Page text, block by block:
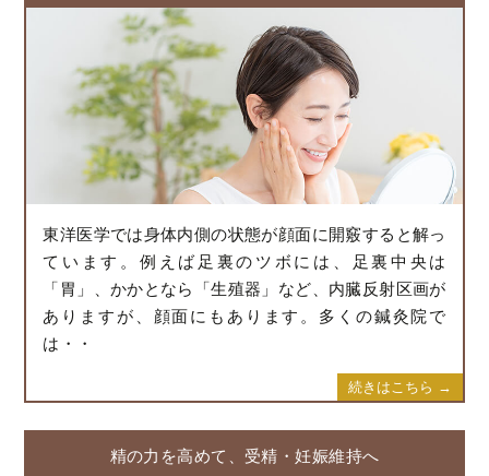
東洋医学では身体内側の状態が顔面に開竅すると解っ
ています。例えば足裏のツボには、足裏中央は
「胃」、かかとなら「生殖器」など、内臓反射区画が
ありますが、顔面にもあります。多くの鍼灸院で
は・・
続きはこちら →
精の力を高めて、受精・妊娠維持へ